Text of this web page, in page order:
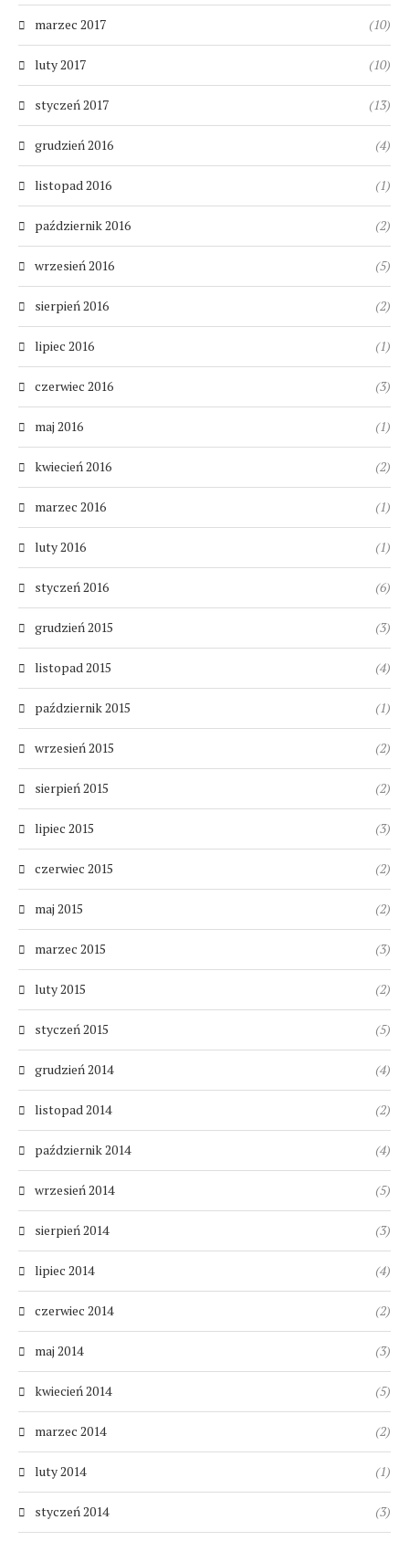
marzec 2017 (10)
luty 2017 (10)
styczeń 2017 (13)
grudzień 2016 (4)
listopad 2016 (1)
październik 2016 (2)
wrzesień 2016 (5)
sierpień 2016 (2)
lipiec 2016 (1)
czerwiec 2016 (3)
maj 2016 (1)
kwiecień 2016 (2)
marzec 2016 (1)
luty 2016 (1)
styczeń 2016 (6)
grudzień 2015 (3)
listopad 2015 (4)
październik 2015 (1)
wrzesień 2015 (2)
sierpień 2015 (2)
lipiec 2015 (3)
czerwiec 2015 (2)
maj 2015 (2)
marzec 2015 (3)
luty 2015 (2)
styczeń 2015 (5)
grudzień 2014 (4)
listopad 2014 (2)
październik 2014 (4)
wrzesień 2014 (5)
sierpień 2014 (3)
lipiec 2014 (4)
czerwiec 2014 (2)
maj 2014 (3)
kwiecień 2014 (5)
marzec 2014 (2)
luty 2014 (1)
styczeń 2014 (3)